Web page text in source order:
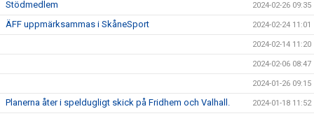
Stödmedlem 2024-02-26 09:35
ÄFF uppmärksammas i SkåneSport 2024-02-24 11:01
2024-02-14 11:20
2024-02-06 08:47
2024-01-26 09:15
Planerna åter i speldugligt skick på Fridhem och Valhall. 2024-01-18 11:52